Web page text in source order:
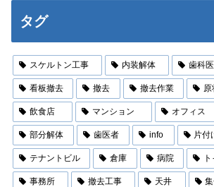
タグ
スケルトン工事 内装解体 歯科
看板撤去 撤去 撤去作業 原
飲食店 マンション オフィス
部分解体 歯医者 info 片付
テナントビル 倉庫 病院
事務所 撤去工事 天井